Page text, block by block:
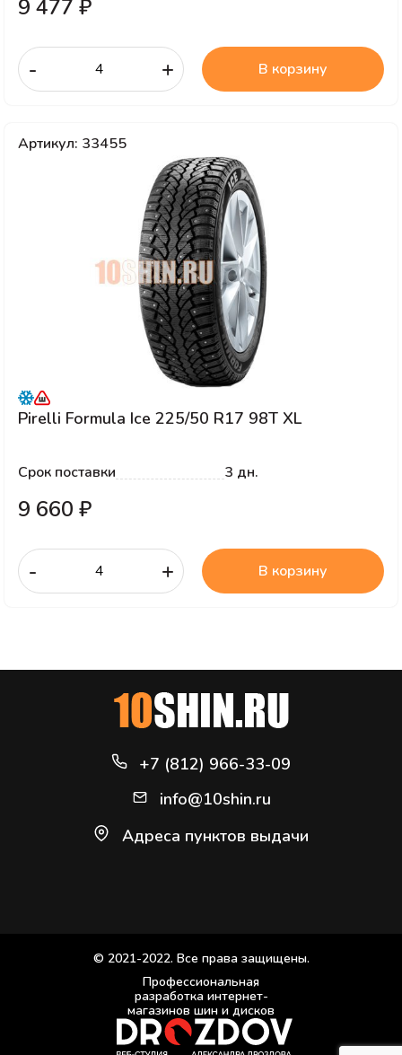
9 477 ₽
- + В корзину
Артикул: 33455
Pirelli Formula Ice 225/50 R17 98T XL
Срок поставки 3 дн.
9 660 ₽
- + В корзину
+7 (812) 966-33-09
info@10shin.ru
Адреса пунктов выдачи
© 2021-2022. Все права защищены.
Профессиональная
разработка интернет-
магазинов шин и дисков